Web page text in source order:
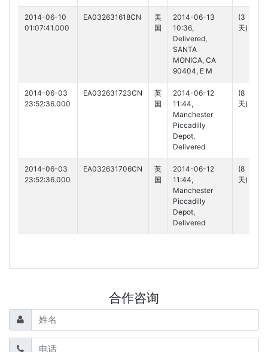
2014-06-10
01:07:41.000
EA032631618CN
美
国
2014-06-13
10:36,
Delivered,
SANTA
MONICA, CA
90404, E M
(3
天)
2014-06-03
23:52:36.000
EA032631723CN
英
国
2014-06-12
11:44,
Manchester
Piccadilly
Depot,
Delivered
(8
天)
2014-06-03
23:52:36.000
EA032631706CN
英
国
2014-06-12
11:44,
Manchester
Piccadilly
Depot,
Delivered
(8
天)
合作咨询